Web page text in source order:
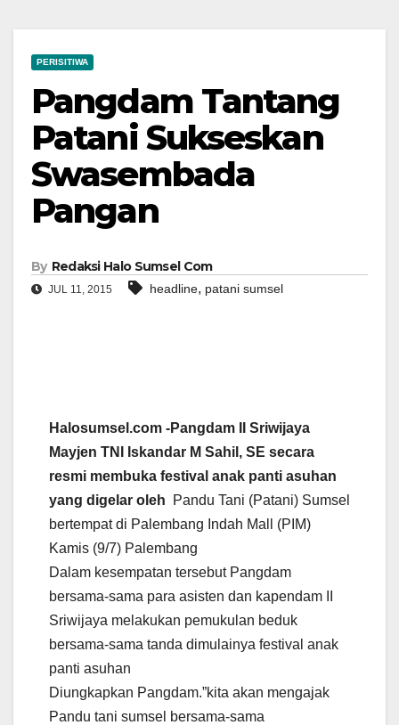
PERISITIWA
Pangdam Tantang
Patani Sukseskan
Swasembada
Pangan
By Redaksi Halo Sumsel Com
JUL 11, 2015 headline, patani sumsel
Halosumsel.com -Pangdam II Sriwijaya
Mayjen TNI Iskandar M Sahil, SE secara
resmi membuka festival anak panti asuhan
yang digelar oleh
Pandu Tani (Patani) Sumsel
bertempat di Palembang Indah Mall (PIM)
Kamis (9/7) Palembang
Dalam kesempatan tersebut Pangdam
bersama-sama para asisten dan kapendam II
Sriwijaya melakukan pemukulan beduk
bersama-sama tanda dimulainya festival anak
panti asuhan
Diungka‎pkan Pangdam.”kita akan mengajak
Pandu tani sumsel bersama-sama